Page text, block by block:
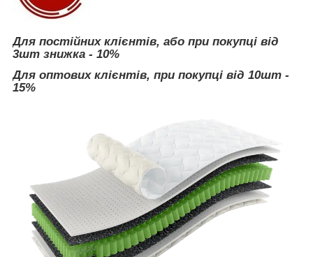
Для постійних клієнтів, або при покупці від
3шт знижка - 10%
Для оптових клієнтів, при покупці від 10шт -
15%